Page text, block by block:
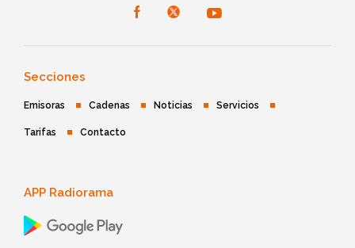
Secciones
Emisoras Cadenas Noticias Servicios
Tarifas Contacto
APP Radiorama